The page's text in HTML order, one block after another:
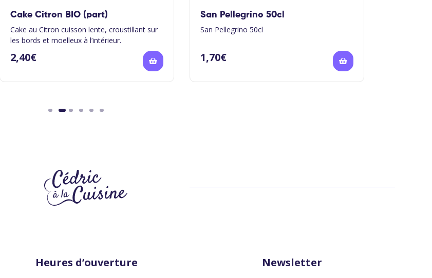
Cake Citron BIO (part)
Cake au Citron cuisson lente, croustillant sur
les bords et moelleux à l’intérieur.
2,40€
San Pellegrino 50cl
San Pellegrino 50cl
1,70€
Heures d’ouverture Newsletter